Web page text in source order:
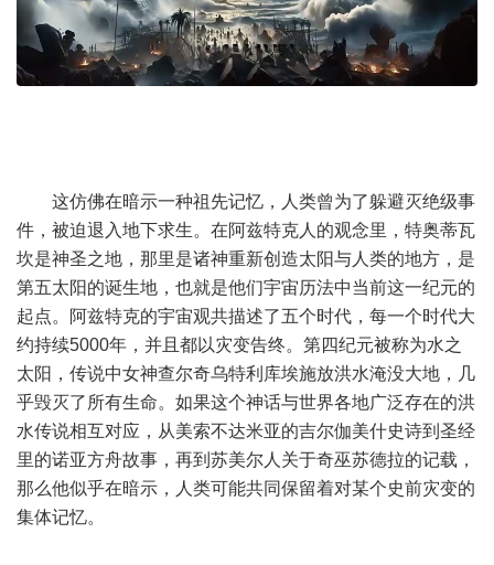
这仿佛在暗示一种祖先记忆，人类曾为了躲避灭绝级事
件，被迫退入地下求生。在阿兹特克人的观念里，特奥蒂瓦
坎是神圣之地，那里是诸神重新创造太阳与人类的地方，是
第五太阳的诞生地，也就是他们宇宙历法中当前这一纪元的
起点。阿兹特克的宇宙观共描述了五个时代，每一个时代大
约持续5000年，并且都以灾变告终。第四纪元被称为水之
太阳，传说中女神查尔奇乌特利库埃施放洪水淹没大地，几
乎毁灭了所有生命。如果这个神话与世界各地广泛存在的洪
水传说相互对应，从美索不达米亚的吉尔伽美什史诗到圣经
里的诺亚方舟故事，再到苏美尔人关于奇巫苏德拉的记载，
那么他似乎在暗示，人类可能共同保留着对某个史前灾变的
集体记忆。